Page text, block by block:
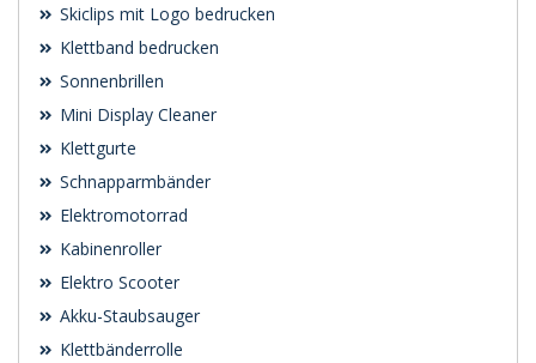
Skiclips mit Logo bedrucken
Klettband bedrucken
Sonnenbrillen
Mini Display Cleaner
Klettgurte
Schnapparmbänder
Elektromotorrad
Kabinenroller
Elektro Scooter
Akku-Staubsauger
Klettbänderrolle